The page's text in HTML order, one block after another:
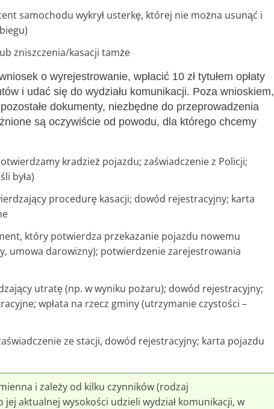
samochodu wykrył usterkę, której nie można usunąć i
zniszczenia/kasacji tamże
o wyrejestrowanie, wpłacić 10 zł tytułem opłaty
i udać się do wydziału komunikacji. Poza wnioskiem,
dokumenty, niezbędne do przeprowadzenia
są oczywiście od powodu, dla którego chcemy
kradzież pojazdu; zaświadczenie z Policji;
była)
procedurę kasacji; dowód rejestracyjny; karta
który potwierdza przekazanie pojazdu nowemu
umowa darowizny); potwierdzenie zarejestrowania
utratę (np. w wyniku pożaru); dowód rejestracyjny;
wpłata na rzecz gminy (utrzymanie czystości –
ze stacji, dowód rejestracyjny; karta pojazdu
i zależy od kilku czynników (rodzaj
aktualnej wysokości udzieli wydział komunikacji, w